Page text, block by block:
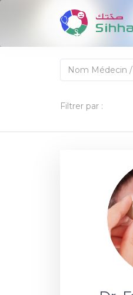
Filtrer par :